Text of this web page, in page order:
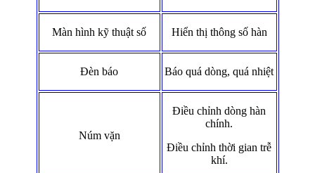
Màn hình kỹ thuật số Hiển thị thông số hàn
Đèn báo Báo quá dòng, quá nhiệt
Núm vặn
Điều chỉnh dòng hàn
chính.
Điều chỉnh thời gian trễ
khí.